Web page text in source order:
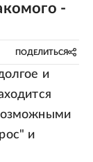
-
ПОДЕЛИТЬСЯ
и
и